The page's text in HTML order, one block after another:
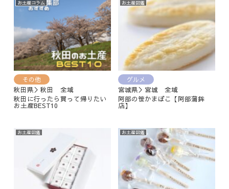
お土産コラム
その他
秋田県＞秋田 全域
秋田に行ったら買って帰りたい
お土産BEST10
お土産図鑑
グルメ
宮城県＞宮城 全域
阿部の笹かまぼこ【阿部蒲鉾
店】
お土産図鑑 お土産図鑑